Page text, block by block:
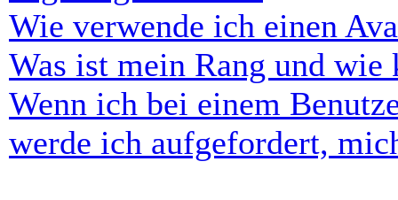
Wie verwende ich einen
Was ist mein Rang und wie
Wenn ich bei einem
werde ich aufgefordert,